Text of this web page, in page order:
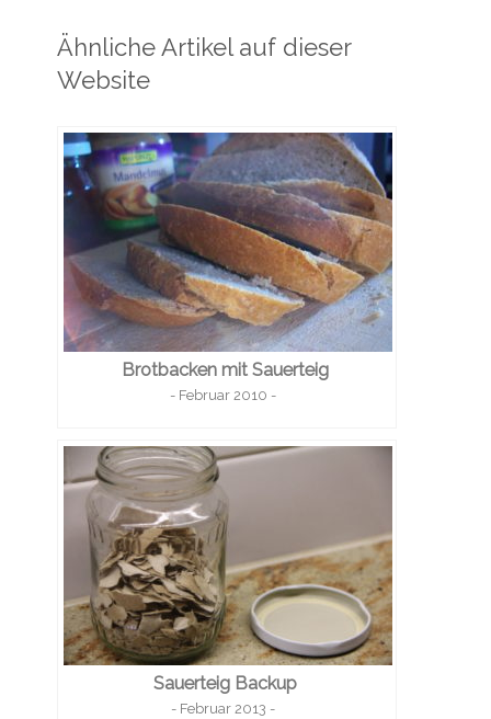
Ähnliche Artikel auf dieser
Website
Brotbacken mit Sauerteig
- Februar 2010 -
Sauerteig Backup
- Februar 2013 -